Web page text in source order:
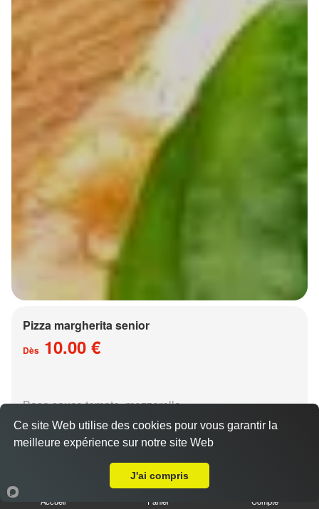
Pizza margherita senior
Dès 10.00 €
Base sauce tomate, mozzarella
Pizza régina senior
Accueil Panier Compte
Ce site Web utilise des cookies pour vous garantir la
meilleure expérience sur notre site Web
J'ai compris